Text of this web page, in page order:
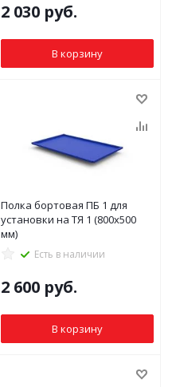
2 030 руб.
В корзину
Полка бортовая ПБ 1 для
установки на ТЯ 1 (800x500
мм)
Есть в наличии
2 600 руб.
В корзину